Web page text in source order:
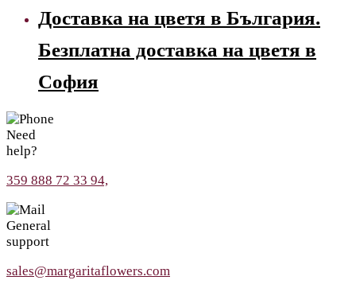
Доставка на цветя в България.
Безплатна доставка на цветя в
София
Need
help?
359 888 72 33 94,
General
support
sales@margaritaflowers.com